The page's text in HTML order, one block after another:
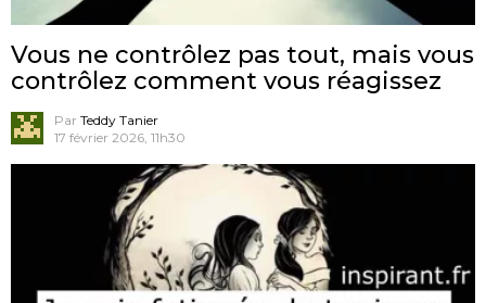
Vous ne contrôlez pas tout, mais vous
contrôlez comment vous réagissez
Par Teddy Tanier
17 février 2026, 11h30